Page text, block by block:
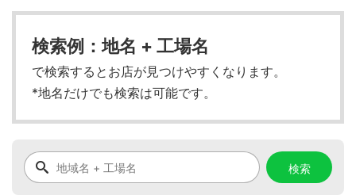
検索例：地名 + 工場名
で検索するとお店が見つけやすくなります。
*地名だけでも検索は可能です。